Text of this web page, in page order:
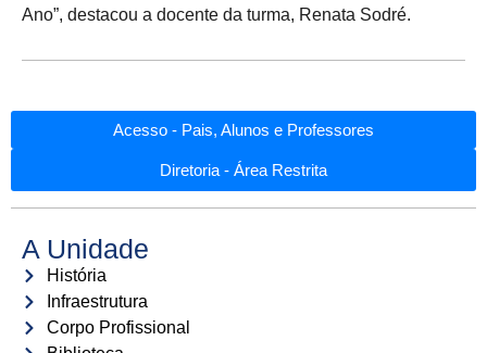
Ano”, destacou a docente da turma, Renata Sodré.
Acesso - Pais, Alunos e Professores
Diretoria - Área Restrita
A Unidade
História
Infraestrutura
Corpo Profissional